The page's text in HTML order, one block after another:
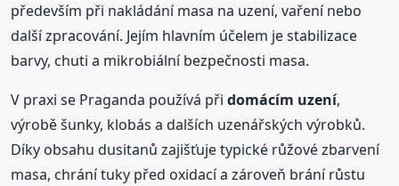
především při nakládání masa na uzení, vaření nebo
další zpracování. Jejím hlavním účelem je stabilizace
barvy, chuti a mikrobiální bezpečnosti masa.
V praxi se Praganda používá přidomácím uzení,
výrobě šunky, klobás a dalších uzenářských výrobků.
Díky obsahu dusitanů zajišťuje typické růžové zbarvení
masa, chrání tuky před oxidací a zároveň brání růstu